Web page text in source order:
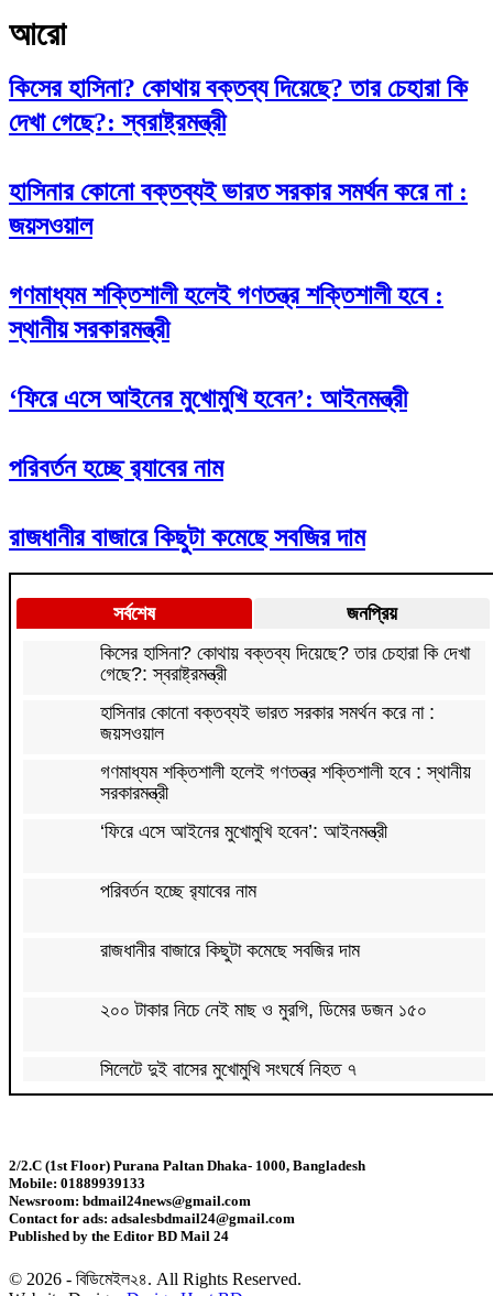
আরো
কিসের হাসিনা? কোথায় বক্তব্য দিয়েছে? তার চেহারা কি
দেখা গেছে?: স্বরাষ্ট্রমন্ত্রী
হাসিনার কোনো বক্তব্যই ভারত সরকার সমর্থন করে না :
জয়সওয়াল
গণমাধ্যম শক্তিশালী হলেই গণতন্ত্র শক্তিশালী হবে :
স্থানীয় সরকারমন্ত্রী
‘ফিরে এসে আইনের মুখোমুখি হবেন’: আইনমন্ত্রী
পরিবর্তন হচ্ছে র‌্যাবের নাম
রাজধানীর বাজারে কিছুটা কমেছে সবজির দাম
সর্বশেষ
জনপ্রিয়
কিসের হাসিনা? কোথায় বক্তব্য দিয়েছে? তার চেহারা কি দেখা
গেছে?: স্বরাষ্ট্রমন্ত্রী
হাসিনার কোনো বক্তব্যই ভারত সরকার সমর্থন করে না :
জয়সওয়াল
গণমাধ্যম শক্তিশালী হলেই গণতন্ত্র শক্তিশালী হবে : স্থানীয়
সরকারমন্ত্রী
‘ফিরে এসে আইনের মুখোমুখি হবেন’: আইনমন্ত্রী
পরিবর্তন হচ্ছে র‌্যাবের নাম
রাজধানীর বাজারে কিছুটা কমেছে সবজির দাম
২০০ টাকার নিচে নেই মাছ ও মুরগি, ডিমের ডজন ১৫০
সিলেটে দুই বাসের মুখোমুখি সংঘর্ষে নিহত ৭
বগুড়ায় বাসচাপায় নিহত ৬
জন্মসূত্রে মার্কিন নাগরিকত্ব সীমিতের বিলে স্বাক্ষর করলেন
ট্রাম্প
2/2.C (1st Floor) Purana Paltan Dhaka- 1000, Bangladesh
Mobile: 01889939133
Newsroom: bdmail24news@gmail.com
Contact for ads: adsalesbdmail24@gmail.com
Published by the Editor BD Mail 24
© 2026 - বিডিমেইল২৪. All Rights Reserved.